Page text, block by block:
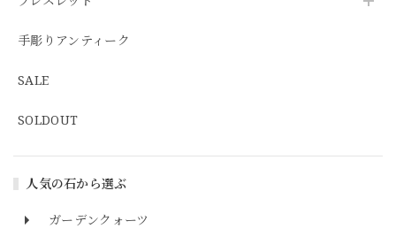
手彫りアンティーク
SALE
SOLDOUT
人気の石から選ぶ
ガーデンクォーツ